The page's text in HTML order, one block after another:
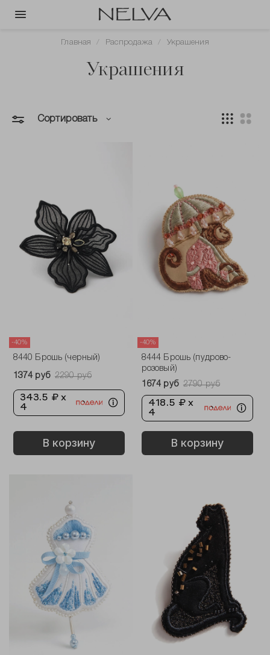
Главная Распродажа Украшения
Украшения
Сортировать
-40%
8440 Брошь (черный)
1374 руб 2290 руб
343.5 ₽ x
4
В корзину
-40%
8444 Брошь (пудрово-
розовый)
1674 руб
2790 руб
418.5 ₽ x
4
В корзину